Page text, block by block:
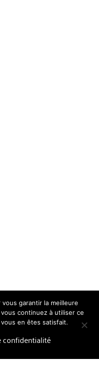
garantir la meilleure
continuez à utiliser ce
en êtes satisfait.
confidentialité